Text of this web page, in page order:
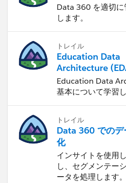
Data 360 を適切
します。
トレイル
Education Data
Architecture
理
Education Data
基本について学習し
トレイル
Data 360 でのデ
化
インサイトを使用
し、セグメンテー
ータを処理します。